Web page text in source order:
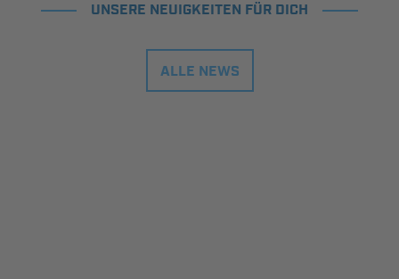
UNSERE NEUIGKEITEN FÜR DICH
ALLE NEWS